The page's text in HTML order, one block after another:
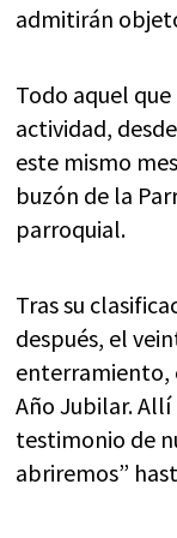
admitirán
Todo aquel
actividad,
este mismo
buzón de la
parroquial.
Tras su
después, el
enterramiento,
Año Jubilar.
testimonio de
abriremos”